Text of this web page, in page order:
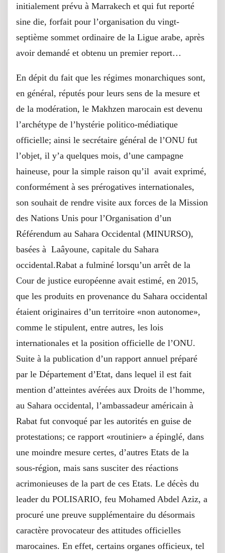
initialement prévu à Marrakech et qui fut reporté
sine die, forfait pour l’organisation du vingt-
septième sommet ordinaire de la Ligue arabe, après
avoir demandé et obtenu un premier report…
En dépit du fait que les régimes monarchiques sont,
en général, réputés pour leurs sens de la mesure et
de la modération, le Makhzen marocain est devenu
l’archétype de l’hystérie politico-médiatique
officielle; ainsi le secrétaire général de l’ONU fut
l’objet, il y’a quelques mois, d’une campagne
haineuse, pour la simple raison qu’il avait exprimé,
conformément à ses prérogatives internationales,
son souhait de rendre visite aux forces de la Mission
des Nations Unis pour l’Organisation d’un
Référendum au Sahara Occidental (MINURSO),
basées à Laâyoune, capitale du Sahara
occidental.Rabat a fulminé lorsqu’un arrêt de la
Cour de justice européenne avait estimé, en 2015,
que les produits en provenance du Sahara occidental
étaient originaires d’un territoire «non autonome»,
comme le stipulent, entre autres, les lois
internationales et la position officielle de l’ONU.
Suite à la publication d’un rapport annuel préparé
par le Département d’Etat, dans lequel il est fait
mention d’atteintes avérées aux Droits de l’homme,
au Sahara occidental, l’ambassadeur américain à
Rabat fut convoqué par les autorités en guise de
protestations; ce rapport «routinier» a épinglé, dans
une moindre mesure certes, d’autres Etats de la
sous-région, mais sans susciter des réactions
acrimonieuses de la part de ces Etats. Le décès du
leader du POLISARIO, feu Mohamed Abdel Aziz, a
procuré une preuve supplémentaire du désormais
caractère provocateur des attitudes officielles
marocaines. En effet, certains organes officieux, tel